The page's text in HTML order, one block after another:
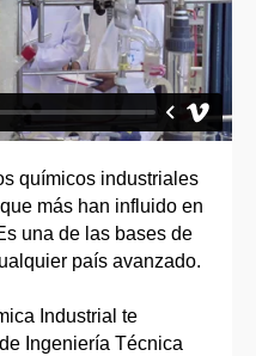
químicos industriales
más han influido en
una de las bases de
país avanzado.
Industrial te
Ingeniería Técnica